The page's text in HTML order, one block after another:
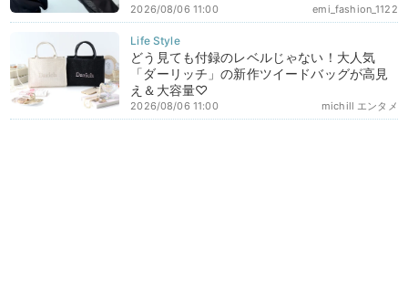
emi_fashion_1122
2026/08/06 11:00
どう見ても付録のレベルじゃない！大人気
「ダーリッチ」の新作ツイードバッグが高見
え＆大容量♡
michill エンタメ
2026/08/06 11:00